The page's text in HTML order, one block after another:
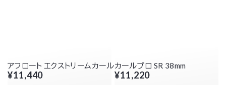
アフロート エクストリームカールII プラス 38mm
¥11,440
カールプロ SR 38mm
¥11,220